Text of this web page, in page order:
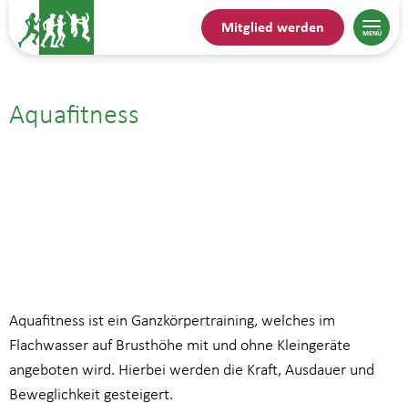
Mitglied werden
Aquafitness
07.10.25| 14:00
Aquafitness ist ein Ganzkörpertraining, welches im
Flachwasser auf Brusthöhe mit und ohne Kleingeräte
angeboten wird. Hierbei werden die Kraft, Ausdauer und
Beweglichkeit gesteigert.